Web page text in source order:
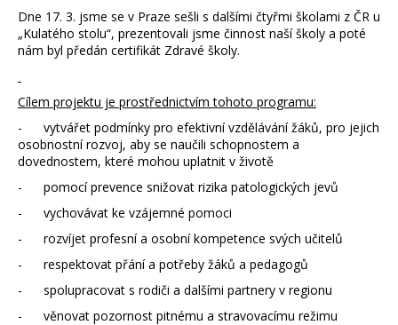
Dne 17. 3. jsme se v Praze sešli s dalšími čtyřmi školami z ČR u
„Kulatého stolu“, prezentovali jsme činnost naší školy a poté
nám byl předán certifikát Zdravé školy.
Cílem projektu je prostřednictvím tohoto programu:
- vytvářet podmínky pro efektivní vzdělávání žáků, pro jejich
osobnostní rozvoj, aby se naučili schopnostem a
dovednostem, které mohou uplatnit v životě
- pomocí prevence snižovat rizika patologických jevů
- vychovávat ke vzájemné pomoci
- rozvíjet profesní a osobní kompetence svých učitelů
- respektovat přání a potřeby žáků a pedagogů
- spolupracovat s rodiči a dalšími partnery v regionu
- věnovat pozornost pitnému a stravovacímu režimu